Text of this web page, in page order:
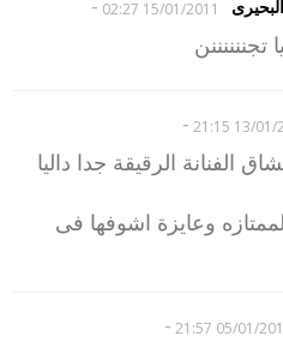
15/01/2011 02:27
-
تجننننننن
13/01/
-
الفنانة الرقيقة جدا داليا
وعايزة اشوفها فى
05/01/2011
-